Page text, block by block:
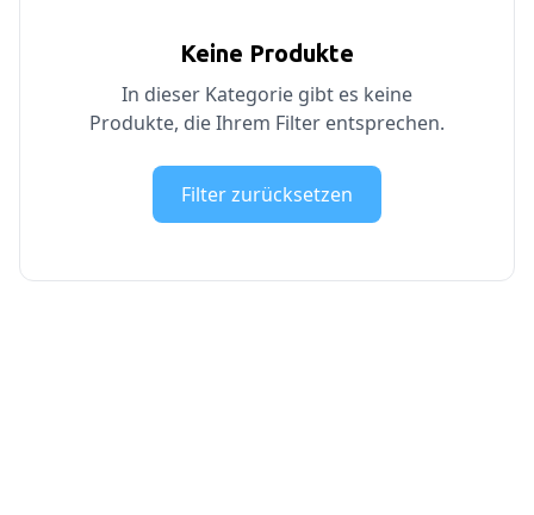
Keine Produkte
In dieser Kategorie gibt es keine
Produkte, die Ihrem Filter entsprechen.
Filter zurücksetzen